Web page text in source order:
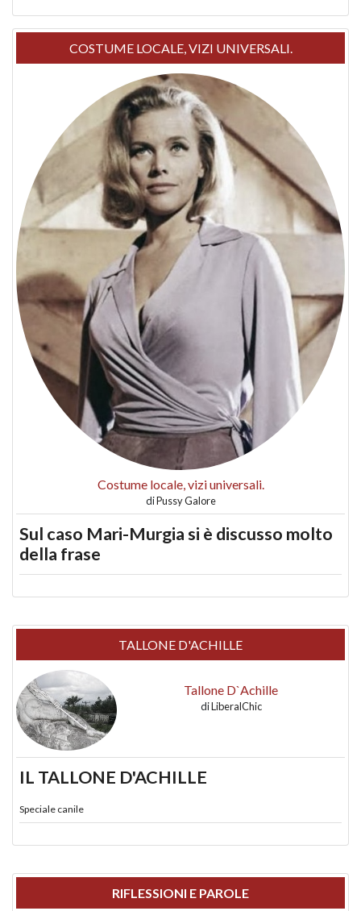
COSTUME LOCALE, VIZI UNIVERSALI.
Costume locale, vizi universali.
diPussy Galore
Sul caso Mari-Murgia si è discusso molto
della frase
TALLONE D'ACHILLE
Tallone D`Achille
diLiberalChic
IL TALLONE D'ACHILLE
Speciale canile
RIFLESSIONI E PAROLE